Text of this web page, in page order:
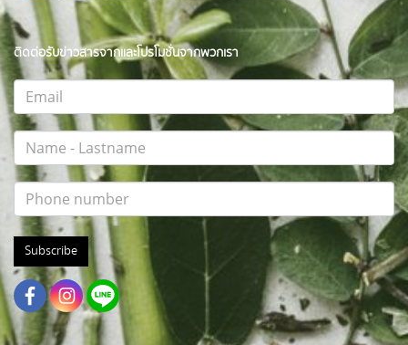
ติดต่อรับข่าวสารจากและโปรโมชั่นจากพวกเรา
Subscribe